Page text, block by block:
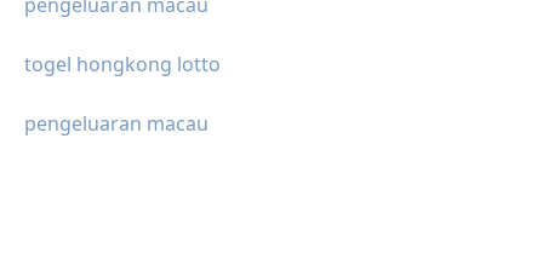
togel hongkong lotto
pengeluaran macau